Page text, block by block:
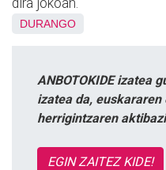
DURANGO
ANBOTOKIDE izatea
izatea da,
herrigintzaren
EGIN ZAITEZ KIDE!